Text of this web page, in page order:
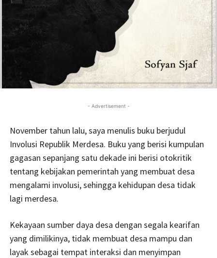
- Advertisement -
November tahun lalu, saya menulis buku berjudul
Involusi Republik Merdesa. Buku yang berisi kumpulan
gagasan sepanjang satu dekade ini berisi otokritik
tentang kebijakan pemerintah yang membuat desa
mengalami involusi, sehingga kehidupan desa tidak
lagi merdesa.
Kekayaan sumber daya desa dengan segala kearifan
yang dimilikinya, tidak membuat desa mampu dan
layak sebagai tempat interaksi dan menyimpan